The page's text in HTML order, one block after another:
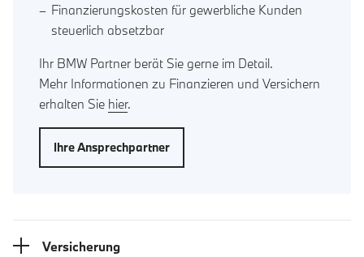
Finanzierungskosten für gewerbliche Kunden
steuerlich absetzbar
Ihr BMW Partner berät Sie gerne im Detail.
Mehr Informationen zu Finanzieren und Versichern
erhalten Sie hier.
Ihre Ansprechpartner
Versicherung